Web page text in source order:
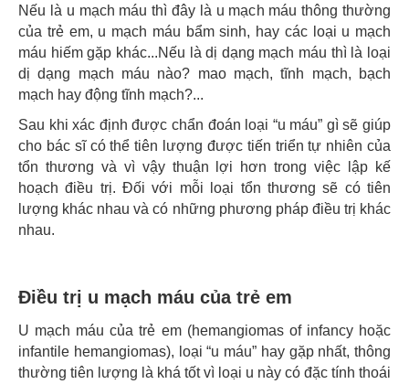
Nếu là u mạch máu thì đây là u mạch máu thông thường
của trẻ em, u mạch máu bẩm sinh, hay các loại u mạch
máu hiếm gặp khác...Nếu là dị dạng mạch máu thì là loại
dị dạng mạch máu nào? mao mạch, tĩnh mạch, bạch
mạch hay động tĩnh mạch?...
Sau khi xác định được chẩn đoán loại “u máu” gì sẽ giúp
cho bác sĩ có thể tiên lượng được tiến triển tự nhiên của
tổn thương và vì vậy thuận lợi hơn trong việc lập kế
hoạch điều trị. Đối với mỗi loại tổn thương sẽ có tiên
lượng khác nhau và có những phương pháp điều trị khác
nhau.
Điều trị u mạch máu của trẻ em
U mạch máu của trẻ em (hemangiomas of infancy hoặc
infantile hemangiomas), loại “u máu” hay gặp nhất, thông
thường tiên lượng là khá tốt vì loại u này có đặc tính thoái